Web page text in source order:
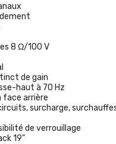
8 Ω/100 V
de gain
haut à 70 Hz
face arrière
surcharge,
de verrouillage
19"